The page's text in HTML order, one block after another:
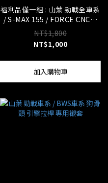
福利品僅一組 : 山葉 勁戰全車系
/ S-MAX 155 / FORCE CNC腳
踏板組 - 紫
NT$1,800
NT$1,000
加入購物車